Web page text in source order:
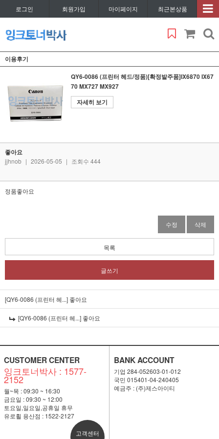
로그인 회원가입 마이페이지 최근본상품
이용후기
QY6-0086 (프린터 헤드/정품)[확정발주품]IX6870 IX67
70 MX727 MX927
자세히 보기
좋아요
jjhnob | 2026-05-05 | 조회수 444
정품좋아요
수정 삭제
목록
글쓰기
[QY6-0086 (프린터 헤...] 좋아요
[QY6-0086 (프린터 헤...] 좋아요
CUSTOMER CENTER
잉크토너박사 : 1577-
2152
월~목 : 09:30 ~ 16:30
금요일 : 09:30 ~ 12:00
토요일,일요일,공휴일 휴무
유로휠 용산점 : 1522-2127
고객센터
BANK ACCOUNT
기업 284-052603-01-012
국민 015401-04-240405
예금주 : (주)제스아이티